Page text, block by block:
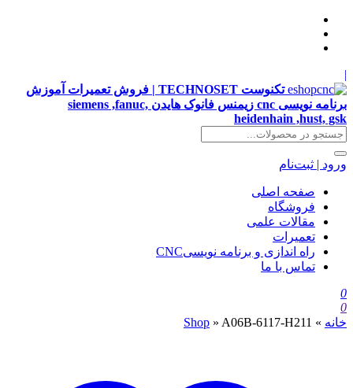
|
تکنوست TECHNOSET | فروش تعمیرات آموزش
برنامه نویسی cnc زیمنس فانوک هایدن siemens ,fanuc,
heidenhain ,hust, gsk
ورود | ثبت‌نام
صفحه اصلی
فروشگاه
مقالات علمی
تعمیرات
راه اندازی و برنامه نویسیCNC
تماس با ما
0
0
خانه »
Shop » A06B-6117-H211